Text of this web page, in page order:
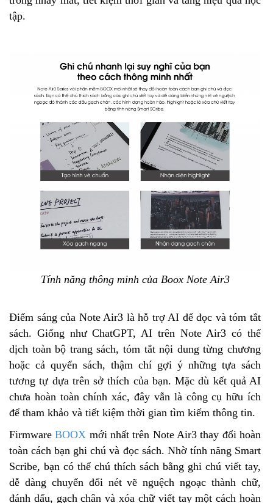
tập.
Tính năng thông minh của Boox Note Air3
Điểm sáng của Note Air3 là hỗ trợ AI để đọc và tóm tắt
sách. Giống như ChatGPT, AI trên Note Air3 có thể
dịch toàn bộ trang sách, tóm tắt nội dung từng chương
hoặc cả quyển sách, thậm chí gợi ý những tựa sách
tương tự dựa trên sở thích của bạn. Mặc dù kết quả AI
chưa hoàn toàn chính xác, đây vẫn là công cụ hữu ích
để tham khảo và tiết kiệm thời gian tìm kiếm thông tin.
FirmwareBOOX mới nhất trên Note Air3 thay đổi hoàn
toàn cách bạn ghi chú và đọc sách. Nhờ tính năng Smart
Scribe, bạn có thể chú thích sách bằng ghi chú viết tay,
dễ dàng chuyển đổi nét vẽ nguệch ngoạc thành chữ,
đánh dấu, gạch chân và xóa chữ viết tay một cách hoàn